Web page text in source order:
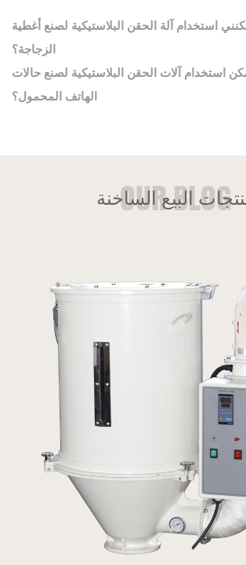
استخدام آلة الحقن البلاستيكية لصنع أغطية
الزجاجة؟
استخدام آلات الحقن البلاستيكية لصنع حالات
الهاتف المحمول؟
البيع الساخنة